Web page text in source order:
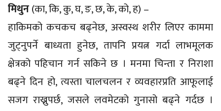
मिथुन(का, कि, कु, घ, ङ, छ, के, को, ह) –
हाकिमको कचकच बढ्नेछ, अस्वस्थ शरीर लिएर काममा
जुट्नुपर्ने बाध्यता हुनेछ, तापनि प्रयत्न गर्दा लाभमूलक
क्षेत्रको पहिचान गर्न सकिने छ । मनमा चिन्ता र निराशा
बढ्ने दिन हो, त्यस्ता चालचलन र व्यवहारप्रति आफूलाई
सजग राख्नुपर्छ, जसले लवमेटको गुनासो बढ्ने गर्दछ ।